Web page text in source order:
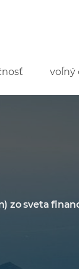
voľný
zo sveta